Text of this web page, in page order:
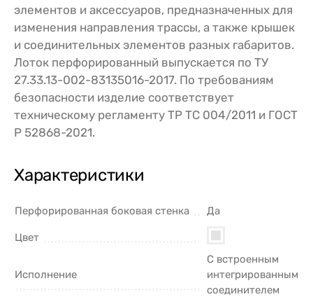
элементов и аксессуаров, предназначенных для
изменения направления трассы, а также крышек
и соединительных элементов разных габаритов.
Лоток перфорированный выпускается по ТУ
27.33.13-002-83135016-2017. По требованиям
безопасности изделие соответствует
техническому регламенту ТР ТС 004/2011 и ГОСТ
Р 52868-2021.
Характеристики
Перфорированная боковая стенка Да
Цвет
Исполнение
С встроенным
интегрированным
соединителем